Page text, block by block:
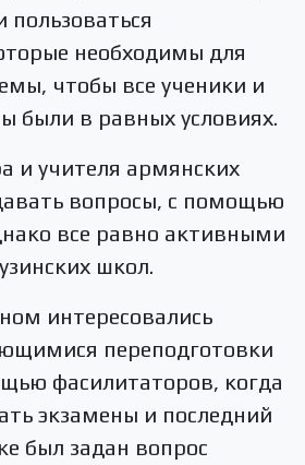
необходимы для
чтобы все ученики и
были в равных условиях.
и учителя армянских
вопросы, с помощью
все равно активными
школ.
интересовались
переподготовки
фасилитаторов, когда
экзамены и последний
был задан вопрос